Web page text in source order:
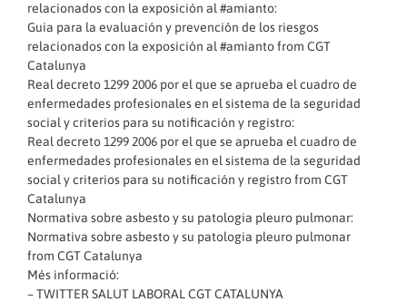
relacionados con la exposición al #amianto:
Guia para la evaluación y prevención de los riesgos
relacionados con la exposición al #amiantofrom CGT
Catalunya
Real decreto 1299 2006 por el que se aprueba el cuadro de
enfermedades profesionales en el sistema de la seguridad
social y criterios para su notificación y registro:
Real decreto 1299 2006 por el que se aprueba el cuadro de
enfermedades profesionales en el sistema de la seguridad
social y criterios para su notificación y registrofrom CGT
Catalunya
Normativa sobre asbesto y su patologia pleuro pulmonar:
Normativa sobre asbesto y su patologia pleuro pulmonar
from CGT Catalunya
Més informació:
–TWITTER SALUT LABORAL CGT CATALUNYA